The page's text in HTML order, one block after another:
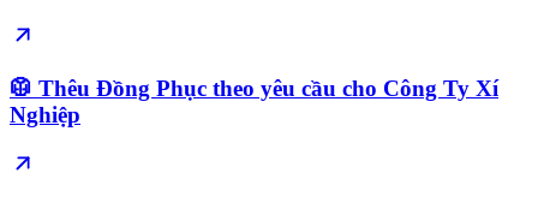
🥼 Thêu Đồng Phục theo yêu cầu cho Công Ty Xí
Nghiệp